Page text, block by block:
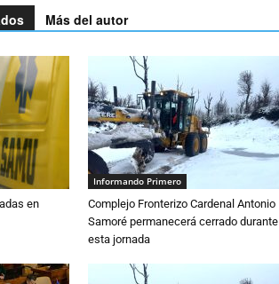
Más del autor
en
Informando Primero
Complejo Fronterizo Cardenal Antonio
Samoré permanecerá cerrado durante
esta jornada